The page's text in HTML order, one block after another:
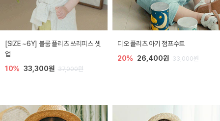
[SIZE ~6Y] 블룸 플리츠 쓰리피스 셋
업
10% 33,300원 37,000원
디오 플리츠 아기 점프수트
20% 26,400원 33,000원